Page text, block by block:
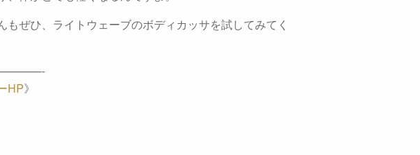
ぜひ、ライトウェーブのボディカッサを試してみてく
HP》